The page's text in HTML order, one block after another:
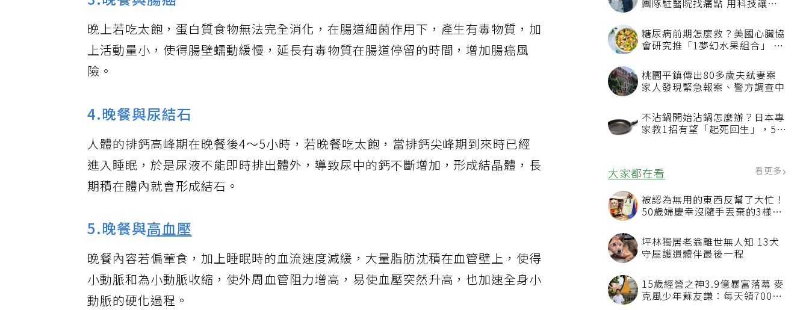
3.晚餐與腸癌
晚上若吃太飽，蛋白質食物無法完全消化，在腸道細菌作用下，產生有毒物質，加
上活動量小，使得腸壁蠕動緩慢，延長有毒物質在腸道停留的時間，增加腸癌風
險。
4.晚餐與尿結石
人體的排鈣高峰期在晚餐後4～5小時，若晚餐吃太飽，當排鈣尖峰期到來時已經
進入睡眠，於是尿液不能即時排出體外，導致尿中的鈣不斷增加，形成結晶體，長
期積在體內就會形成結石。
5.晚餐與高血壓
晚餐內容若偏葷食，加上睡眠時的血流速度減緩，大量脂肪沈積在血管壁上，使得
小動脈和為小動脈收縮，使外周血管阻力增高，易使血壓突然升高，也加速全身小